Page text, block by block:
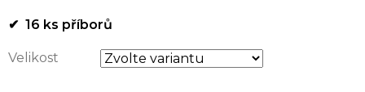
Velikost
✔ 16 ks příborů